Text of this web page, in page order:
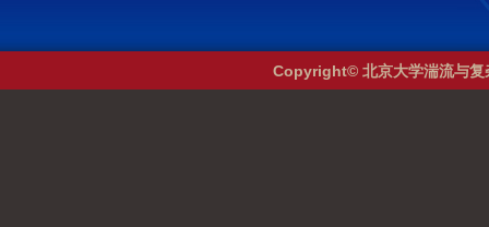
Copyright© 北京大学湍流与